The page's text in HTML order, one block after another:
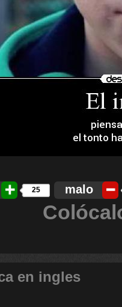
25 malo
en ingles